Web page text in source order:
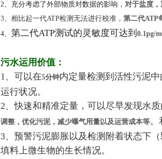
2、充分考虑了外部物质对数据的影响， 对于盐度
3、相比起一代ATP检测无法进行校准， 第二代ATP
4、 第二代ATP测试的灵敏度可达到 0.1pg/
污水运用价值：
1、可以在5分钟内定量检测到活性污泥中
运行状况。
2、快速和精准定量，可以尽早发现水
调整，优化污泥，减少曝气用量以及运营成本等。
3、预警污泥膨胀以及检测附着状态下
填料上微生物的生长情况。